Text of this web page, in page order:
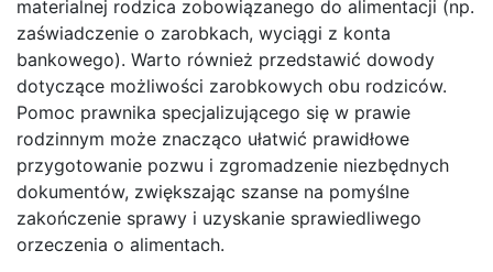
materialnej rodzica zobowiązanego do alimentacji (np.
zaświadczenie o zarobkach, wyciągi z konta
bankowego). Warto również przedstawić dowody
dotyczące możliwości zarobkowych obu rodziców.
Pomoc prawnika specjalizującego się w prawie
rodzinnym może znacząco ułatwić prawidłowe
przygotowanie pozwu i zgromadzenie niezbędnych
dokumentów, zwiększając szanse na pomyślne
zakończenie sprawy i uzyskanie sprawiedliwego
orzeczenia o alimentach.